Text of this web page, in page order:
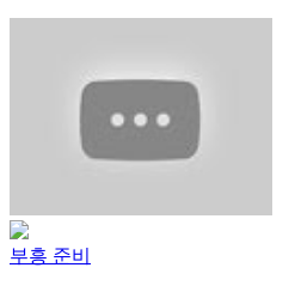
부흥 준비